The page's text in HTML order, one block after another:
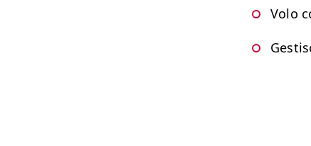
Volo